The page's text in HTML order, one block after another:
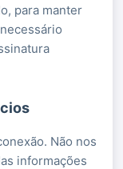
para manter
Não nos
informações